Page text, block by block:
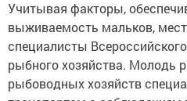
выживаемость мальков,
специалисты
рыбного хозяйства. Молодь
рыбоводных хозяйств
транспортом с соблюдением